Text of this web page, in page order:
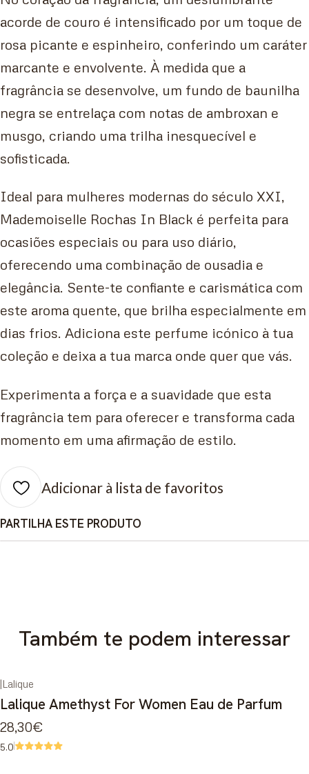
acorde de couro é intensificado por um toque de
rosa picante e espinheiro, conferindo um caráter
marcante e envolvente. À medida que a
fragrância se desenvolve, um fundo de baunilha
negra se entrelaça com notas de ambroxan e
musgo, criando uma trilha inesquecível e
sofisticada.
Ideal para mulheres modernas do século XXI,
Mademoiselle Rochas In Black é perfeita para
ocasiões especiais ou para uso diário,
oferecendo uma combinação de ousadia e
elegância. Sente-te confiante e carismática com
este aroma quente, que brilha especialmente em
dias frios. Adiciona este perfume icónico à tua
coleção e deixa a tua marca onde quer que vás.
Experimenta a força e a suavidade que esta
fragrância tem para oferecer e transforma cada
momento em uma afirmação de estilo.
Adicionar à lista de favoritos
PARTILHA ESTE PRODUTO
Também te podem interessar
Esgotado
|Lalique
Lalique Amethyst For Women Eau de Parfum
28,30€
5.0